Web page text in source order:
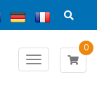
0
Toggle
navigation